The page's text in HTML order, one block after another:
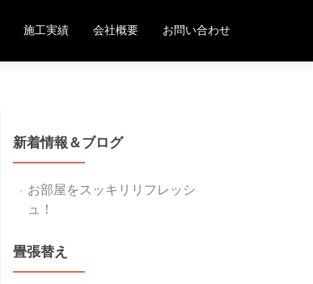
施工実績 会社概要 お問い合わせ
新着情報＆ブログ
お部屋をスッキリリフレッシ
ュ！
畳張替え